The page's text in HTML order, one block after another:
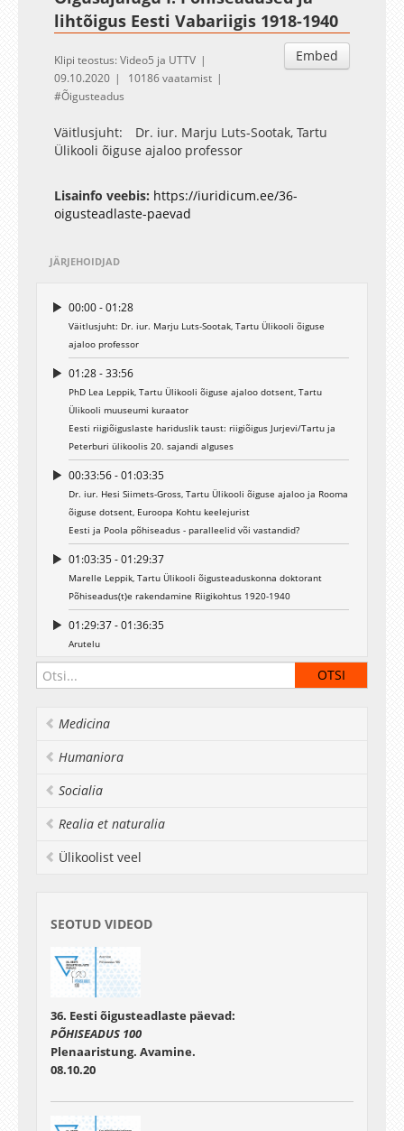
lihtõigus Eesti Vabariigis 1918-1940
Embed
Klipi teostus: Video5 ja UTTV
09.10.2020
10186 vaatamist
Õigusteadus
Väitlusjuht: Dr. iur. Marju Luts-Sootak, Tartu
Ülikooli õiguse ajaloo professor
Lisainfo veebis: https://iuridicum.ee/36-
oigusteadlaste-paevad
JÄRJEHOIDJAD
00:00 - 01:28
Väitlusjuht: Dr. iur. Marju Luts-Sootak, Tartu Ülikooli õiguse
ajaloo professor
01:28 - 33:56
PhD Lea Leppik, Tartu Ülikooli õiguse ajaloo dotsent, Tartu
Ülikooli muuseumi kuraator
Eesti riigiõiguslaste hariduslik taust: riigiõigus Jurjevi/Tartu ja
Peterburi ülikoolis 20. sajandi alguses
00:33:56 - 01:03:35
Dr. iur. Hesi Siimets-Gross, Tartu Ülikooli õiguse ajaloo ja Rooma
õiguse dotsent, Euroopa Kohtu keelejurist
Eesti ja Poola põhiseadus - paralleelid või vastandid?
01:03:35 - 01:29:37
Marelle Leppik, Tartu Ülikooli õigusteaduskonna doktorant
Põhiseadus(t)e rakendamine Riigikohtus 1920-1940
01:29:37 - 01:36:35
Arutelu
Medicina
Humaniora
Socialia
Realia et naturalia
Ülikoolist veel
SEOTUD VIDEOD
36. Eesti õigusteadlaste päevad:
PÕHISEADUS 100
Plenaaristung. Avamine.
08.10.20